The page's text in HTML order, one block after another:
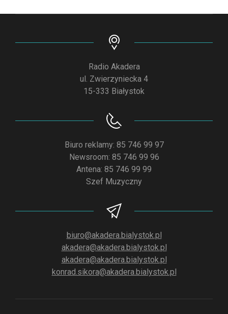
Radio Akadera
ul. Zwierzyniecka 4
15-333 Białystok
Biuro reklamy: 85 746 99 97
Newsroom: 85 746 99 96
Antena: 85 746 99 99
Szef Muzyczny
biuro@akadera.bialystok.pl
akadera@akadera.bialystok.pl
akadera@akadera.bialystok.pl
konrad.sikora@akadera.bialystok.pl